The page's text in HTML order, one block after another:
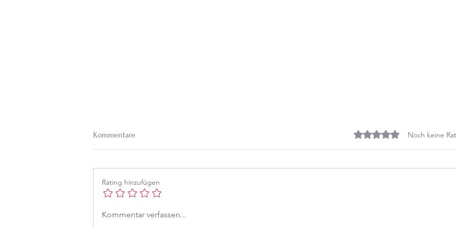
Was zählt im Leben, Mama?
Kommentare Mit 0 von 5 Sternen
Noch keine
Rating hinzufügen
Kommentar verfassen...